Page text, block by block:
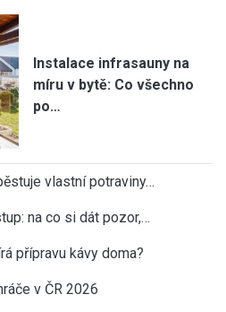
Instalace infrasauny na
míru v bytě: Co všechno
po…
vlastní potraviny…
na co si dát pozor,…
přípravu kávy doma?
v ČR 2026